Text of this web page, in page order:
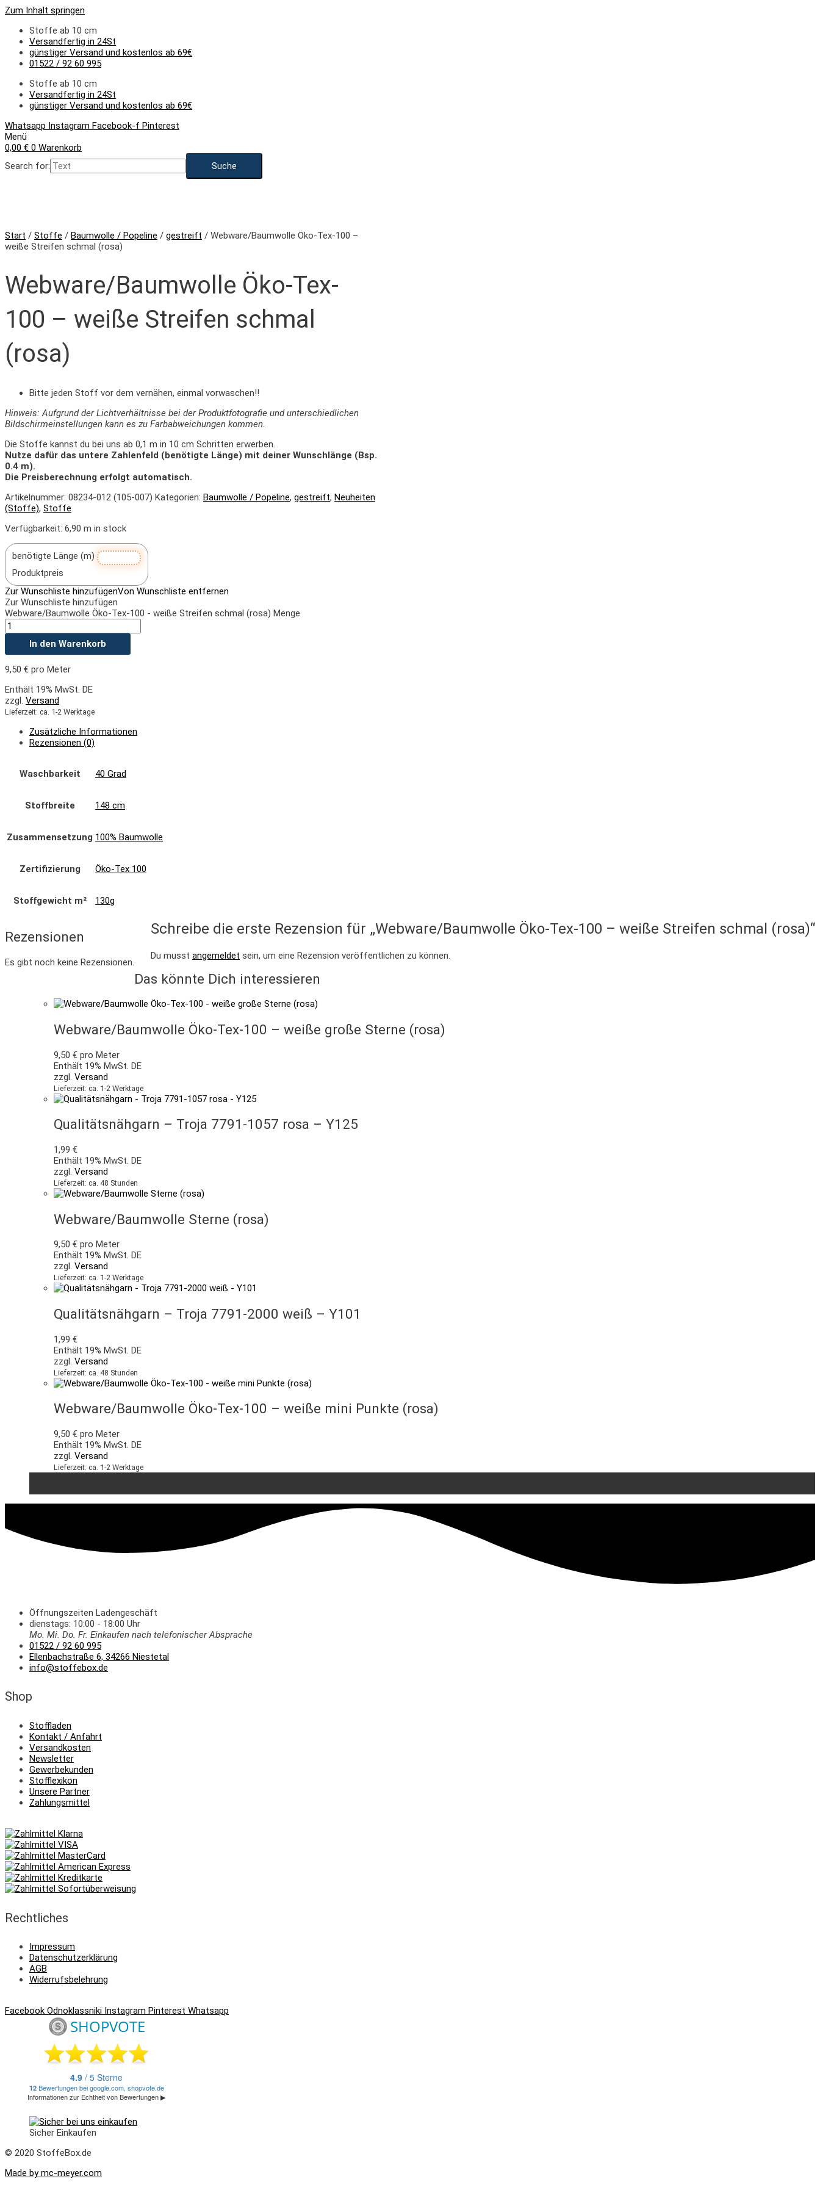
Zum Inhalt springen
Stoffe ab 10 cm
Versandfertig in 24St
günstiger Versand und kostenlos ab 69€
01522 / 92 60 995
Stoffe ab 10 cm
Versandfertig in 24St
günstiger Versand und kostenlos ab 69€
Whatsapp Instagram Facebook-f Pinterest
Menü
0,00 € 0 Warenkorb
Search for:
Start / Stoffe / Baumwolle / Popeline / gestreift / Webware/Baumwolle Öko-Tex-100 –
weiße Streifen schmal (rosa)
Webware/Baumwolle Öko-Tex-
100 – weiße Streifen schmal
(rosa)
Bitte jeden Stoff vor dem vernähen, einmal vorwaschen!!
Hinweis: Aufgrund der Lichtverhältnisse bei der Produktfotografie und unterschiedlichen
Bildschirmeinstellungen kann es zu Farbabweichungen kommen.
Die Stoffe kannst du bei uns ab 0,1 m in 10 cm Schritten erwerben.
Nutze dafür das untere Zahlenfeld (benötigte Länge) mit deiner Wunschlänge (Bsp.
0.4 m).
Die Preisberechnung erfolgt automatisch.
Artikelnummer: 08234-012 (105-007) Kategorien: Baumwolle / Popeline, gestreift, Neuheiten
(Stoffe), Stoffe
Verfügbarkeit: 6,90 m in stock
benötigte Länge (m)
Produktpreis
Zur Wunschliste hinzufügenVon Wunschliste entfernen
Zur Wunschliste hinzufügen
Webware/Baumwolle Öko-Tex-100 - weiße Streifen schmal (rosa) Menge
In den Warenkorb
9,50 € pro Meter
Enthält 19% MwSt. DE
zzgl. Versand
Lieferzeit: ca. 1-2 Werktage
Zusätzliche Informationen
Rezensionen (0)
Waschbarkeit 40 Grad
Stoffbreite 148 cm
Zusammensetzung 100% Baumwolle
Zertifizierung Öko-Tex 100
Stoffgewicht m² 130g
Rezensionen
Es gibt noch keine Rezensionen.
Schreibe die erste Rezension für „Webware/Baumwolle Öko-Tex-100 – weiße Streifen schmal (rosa)“
Du musst angemeldet sein, um eine Rezension veröffentlichen zu können.
Das könnte Dich interessieren
Webware/Baumwolle Öko-Tex-100 – weiße große Sterne (rosa)
9,50 € pro Meter
Enthält 19% MwSt. DE
zzgl. Versand
Lieferzeit: ca. 1-2 Werktage
Qualitätsnähgarn – Troja 7791-1057 rosa – Y125
1,99 €
Enthält 19% MwSt. DE
zzgl. Versand
Lieferzeit: ca. 48 Stunden
Webware/Baumwolle Sterne (rosa)
9,50 € pro Meter
Enthält 19% MwSt. DE
zzgl. Versand
Lieferzeit: ca. 1-2 Werktage
Qualitätsnähgarn – Troja 7791-2000 weiß – Y101
1,99 €
Enthält 19% MwSt. DE
zzgl. Versand
Lieferzeit: ca. 48 Stunden
Webware/Baumwolle Öko-Tex-100 – weiße mini Punkte (rosa)
9,50 € pro Meter
Enthält 19% MwSt. DE
zzgl. Versand
Lieferzeit: ca. 1-2 Werktage
Öffnungszeiten Ladengeschäft
dienstags: 10:00 - 18:00 Uhr
Mo. Mi. Do. Fr. Einkaufen nach telefonischer Absprache
01522 / 92 60 995
Ellenbachstraße 6, 34266 Niestetal
info@stoffebox.de
Shop
Stoffladen
Kontakt / Anfahrt
Versandkosten
Newsletter
Gewerbekunden
Stofflexikon
Unsere Partner
Zahlungsmittel
Rechtliches
Impressum
Datenschutzerklärung
AGB
Widerrufsbelehrung
Facebook Odnoklassniki Instagram Pinterest Whatsapp
Sicher Einkaufen
© 2020 StoffeBox.de
Made by mc-meyer.com